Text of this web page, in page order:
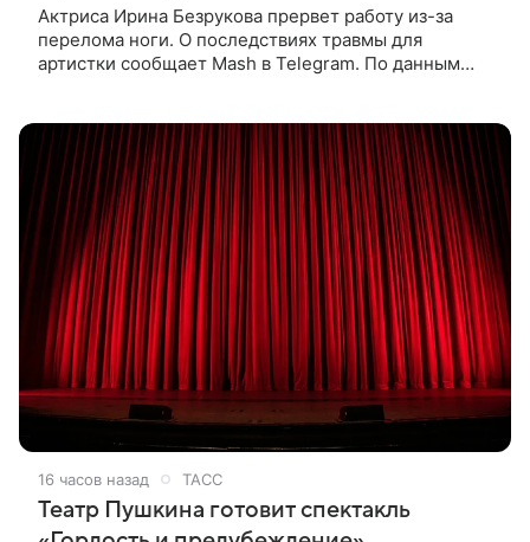
Актриса Ирина Безрукова прервет работу из-за
перелома ноги. О последствиях травмы для
артистки сообщает Mash в Telegram. По данным
16 часов назад ТАСС
Театр Пушкина готовит спектакль